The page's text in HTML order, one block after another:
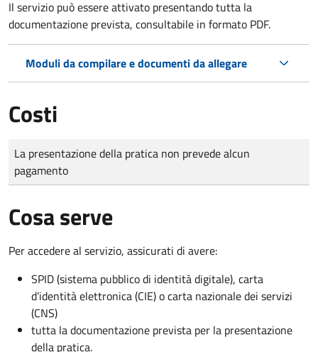
Il servizio può essere attivato presentando tutta la
documentazione prevista, consultabile in formato PDF.
Moduli da compilare e documenti da allegare
Costi
Tipo di pagamento
Importo
La presentazione della pratica non prevede alcun
pagamento
Cosa serve
Per accedere al servizio, assicurati di avere:
SPID (sistema pubblico di identità digitale), carta
d’identità elettronica (CIE) o carta nazionale dei servizi
(CNS)
tutta la documentazione prevista per la presentazione
della pratica.